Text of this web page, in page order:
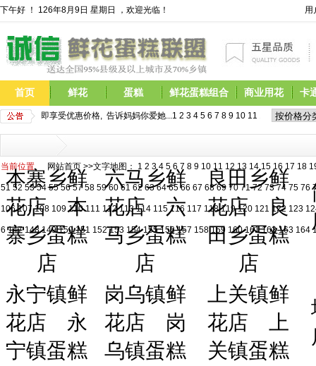
下午好 ！ 126年8月9日 星期日 ，欢迎光临！ 用
首页 鲜花 蛋糕 鲜花蛋糕组合 商业用花 卡
即享受优惠价格,  告诉妈妈你爱她...1 2 3 4 5 6 7 8 9 10 11 12 13 15 16 17
当前位置 网站首页 >>文字地图： 1 2 3 4 5 6 7 8 9 10 11 12 13 14 15 16 17 18
51 52 53 54 55 56 57 58 59 60 61 62 63 64 65 66 67 68 69 70 71 72 73 74 75 76
106 107 108 109 110 111 112 113 114 115 116 117 118 119 120 121 122 123
6 147 148 149 150 151 152 153 154 155 156 157 158 159 160 161 162 163 164
本寨乡鲜
花店
本
寨乡蛋糕
店
六马乡鲜
花店
六
马乡蛋糕
店
良田乡鲜
花店
良
田乡蛋糕
店
永宁镇鲜
花店
永
宁镇蛋糕
岗乌镇鲜
花店
岗
乌镇蛋糕
上关镇鲜
花店
上
关镇蛋糕